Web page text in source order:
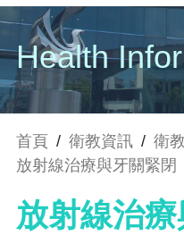
Health
首頁 / 衛教資訊 / 衛
放射線治療與牙關緊閉
放射線治